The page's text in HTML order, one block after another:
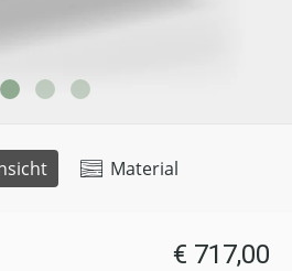
Material
€ 717,00